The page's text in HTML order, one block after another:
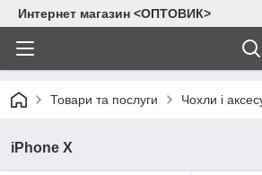
Интернет магазин <ОПТОВИК>
Товари та послуги Чохли і
iPhone X